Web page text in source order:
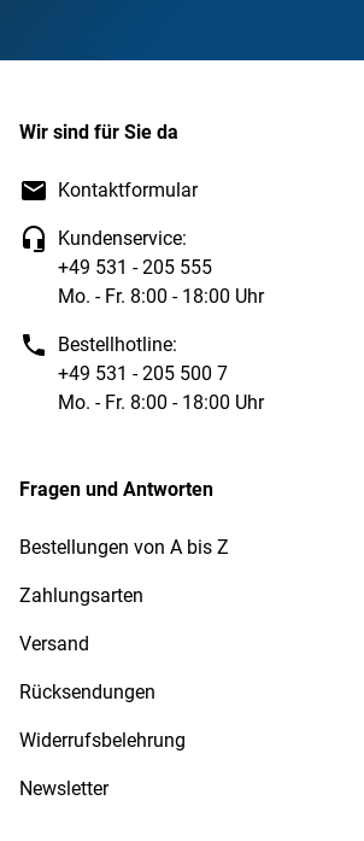
Wir sind für Sie da
Kontaktformular
Kundenservice:
+49 531 - 205 555
Mo. - Fr. 8:00 - 18:00 Uhr
Bestellhotline:
+49 531 - 205 500 7
Mo. - Fr. 8:00 - 18:00 Uhr
Fragen und Antworten
Bestellungen von A bis Z
Zahlungsarten
Versand
Rücksendungen
Widerrufsbelehrung
Newsletter